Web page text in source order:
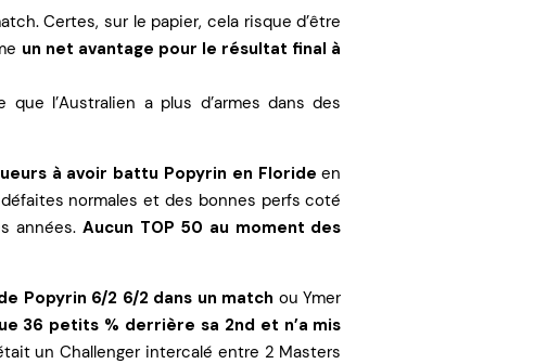
Certes, sur le papier, cela risque d’être
un net avantage pour le résultat final à
l’Australien a plus d’armes dans des
à avoir battu Popyrin en Floride en
normales et des bonnes perfs coté
années. Aucun TOP 50 au moment des
Popyrin 6/2 6/2 dans un match ou Ymer
36 petits % derrière sa 2nd et n’a mis
un Challenger intercalé entre 2 Masters